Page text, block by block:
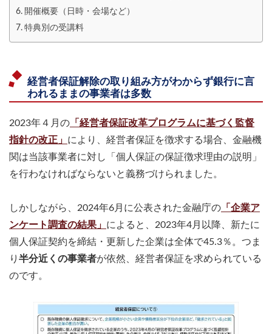
開催概要（日時・会場など）
特典別の受講料
経営者保証解除の取り組み方がわからず銀行に言
われるままの事業者は多数
2023年４月の 「経営者保証改革プログラムに基づく監督
指針の改正」 により、経営者保証を徴求する場合、金融機
関は当該事業者に対し「個人保証の保証徴求理由の説明」
を行わなければならないと義務づけられました。
しかしながら、2024年6月に公表された金融庁の 「企業ア
ンケート調査の結果」 によると、2023年4月以降、新たに
個人保証契約を締結・更新した企業は全体で45.3％。つま
り 半分近くの事業者が依然、経営者保証を求められている
のです。